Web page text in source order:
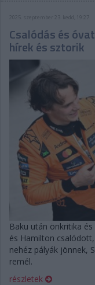
2025. szeptember 23. kedd, 19:27
Csalódás és
hírek és sztorik
Baku után önkritika
és Hamilton
nehéz pályák jönnek,
remél.
részletek